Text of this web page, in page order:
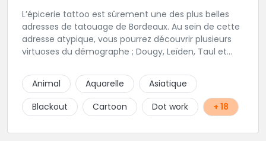
L’épicerie tattoo est sûrement une des plus belles
adresses de tatouage de Bordeaux. Au sein de cette
adresse atypique, vous pourrez découvrir plusieurs
virtuoses du démographe ; Dougy, Leïden, Taul et
enfant et sympathique, vous pourrez demander
conseil pour votre tattoo. N'hésitez plus une seconde
pour rencontrer cette belle équipe !
Animal Aquarelle
Asiatique
Blackout
Cartoon Dot work + 18